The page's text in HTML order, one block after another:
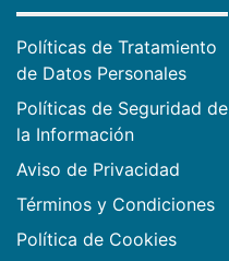
Políticas de Tratamiento
de Datos Personales
Políticas de Seguridad de
la Información
Aviso de Privacidad
Términos y Condiciones
Política de Cookies